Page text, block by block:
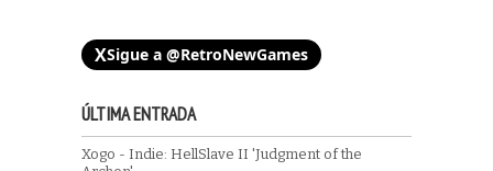
XSigue a @RetroNewGames
ÚLTIMA ENTRADA
Xogo - Indie: HellSlave II 'Judgment of the